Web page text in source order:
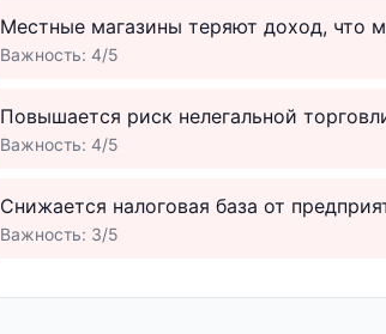
Местные магазины теряют доход, что
Важность: 4/5
Повышается риск нелегальной
Важность: 4/5
Снижается налоговая база от
Важность: 3/5